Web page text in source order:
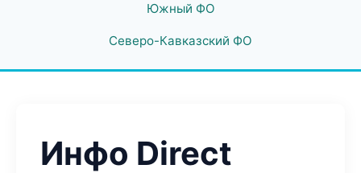
Южный ФО
Северо-Кавказский ФО
Инфо Direct